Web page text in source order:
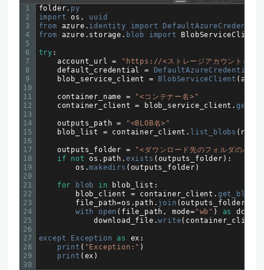
1
2
3
4
5
6
7
8
9
10
11
12
13
14
15
16
17
18
19
20
21
22
23
24
25
26
27
28
29
30
folder. py
import os ,
uuid
from azure . identity import
DefaultAzureCredential
from azure . storage . blob import BlobServiceClient
try :
account_url
=
"https://<ストレージアカウント名
default_credential
= DefaultAzureCredential
blob_service_client
= BlobServiceClient (
container_name =
"<コンテナー名>"
container_client
= blob_service_client .
outputs_path =
"<BLOB名>"
blob_list
= container_client . list_blobs (
outputs_folder =
"<ダウンロード先のフォルダのパス
if
not os . path . exists ( outputs_folder ) :
os .makedirs ( outputs_folder )
for blob in blob_list :
blob_client
= container_client .
file_path=os . path . join (outputs_folder
with open ( file_path , mode= "wb" ) as
download_file .write( container_client
except Exception as ex :
print ( "Exception:" )
print ( ex )